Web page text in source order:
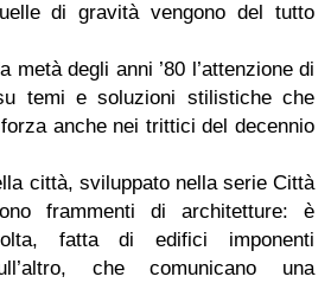
di gravità vengono del tutto
metà degli anni ’80 l’attenzione di
temi e soluzioni stilistiche che
anche nei trittici del decennio
città, sviluppato nella serie Città
frammenti di architetture: è
fatta di edifici imponenti
che comunicano una